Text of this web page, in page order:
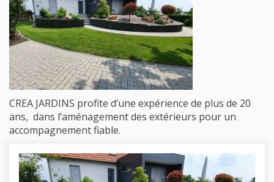
CREA JARDINS profite d’une expérience de plus de 20
ans, dans l’aménagement des extérieurs pour un
accompagnement fiable.